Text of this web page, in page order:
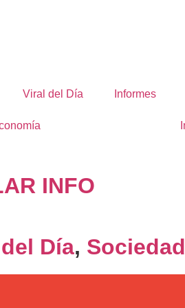
Viral del Día Informes
INFO
Día, Sociedad